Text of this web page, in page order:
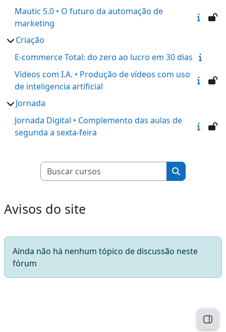
Mautic 5.0 • O futuro da automação de
marketing
Criação
E-commerce Total: do zero ao lucro em 30 dias
Vídeos com I.A. • Produção de vídeos com uso
de inteligencia artificial
Jornada
Jornada Digital • Complemento das aulas de
segunda a sexta-feira
Buscar cursos
Buscar
Avisos do site
Ainda não há nenhum tópico de discussão neste
fórum